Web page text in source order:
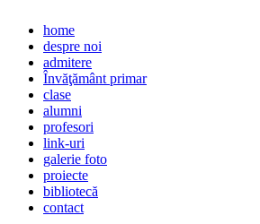
home
despre noi
admitere
Învăţământ primar
clase
alumni
profesori
link-uri
galerie foto
proiecte
bibliotecă
contact